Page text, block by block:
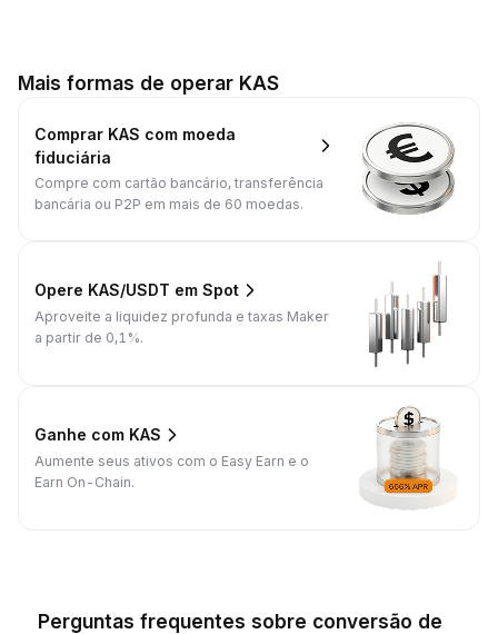
Mais formas de operar KAS
Comprar KAS com moeda
fiduciária
Compre com cartão bancário, transferência
bancária ou P2P em mais de 60 moedas.
Opere KAS/USDT em Spot
Aproveite a liquidez profunda e taxas Maker
a partir de 0,1%.
Ganhe com KAS
Aumente seus ativos com o Easy Earn e o
Earn On-Chain.
Perguntas frequentes sobre conversão de